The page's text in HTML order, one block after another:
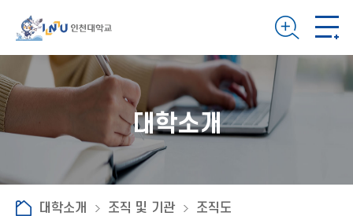
대학소개
대학소개 조직 및 기관 조직도